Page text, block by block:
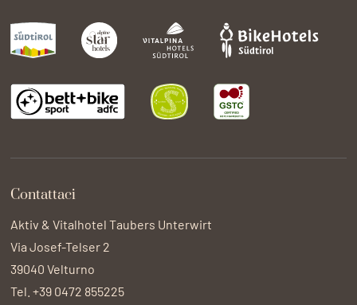
Contattaci
Aktiv & Vitalhotel Taubers Unterwirt
Via Josef-Telser 2
39040 Velturno
Tel.+39 0472 855225